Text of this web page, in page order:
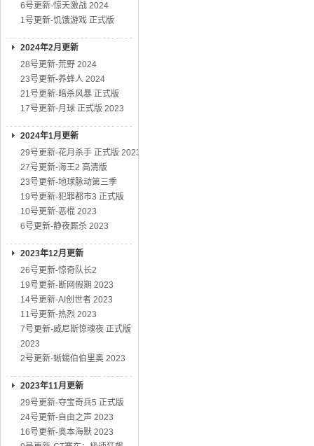
6号更新-惊天激战 2024
1号更新-饥饿游戏 正式版
2024年2月更新
28号更新-荒野 2024
23号更新-养蜂人 2024
21号更新-暗杀风暴 正式版
17号更新-月球 正式版 2023
2024年1月更新
29号更新-花月杀手 正式版 2023
27号更新-海王2 高清版
23号更新-地球脉动第三季
19号更新-犯罪都市3 正式版
10号更新-恶棍 2023
6号更新-静夜厮杀 2023
2023年12月更新
26号更新-惊奇队长2
19号更新-断网假期 2023
14号更新-AI创世者 2023
11号更新-热烈 2023
7号更新-威尼斯惊魂夜 正式版
2023
2号更新-蜥蜴伯伯里奥 2023
2023年11月更新
29号更新-夺宝奇兵5 正式版
24号更新-自由之声 2023
16号更新-奥本海默 2023